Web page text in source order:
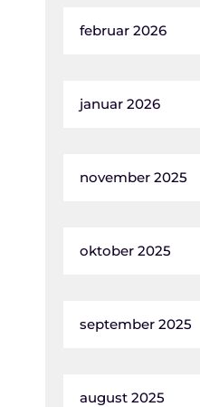
februar 2026
januar 2026
november 2025
oktober 2025
september 2025
august 2025